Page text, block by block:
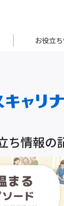
お役立
ち情報の